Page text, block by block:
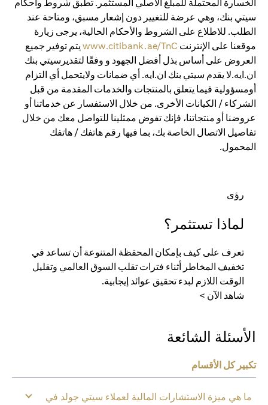
الخسارة المحتملة للمبلغ الأصلي المستثمر. تطبق شروط وأحكام
سيتي بنك، وهي عرضة للتغيير دون إشعار مسبق، ومتاحة عند
الطلب. للاطلاع على الشروط والأحكام الحالية، يرجى زيارة
موقعنا على الإنترنت www.citibank.ae/TnC يتم توفير جميع
العروض على أساس بذل أفضل الجهود و وفقًا لتقديرسيتي بنك
ان.ايه.لا يقدم سيتي بنك ان.ايه. أي ضمانات ولايتحمل أي التزام
أومسؤولية فيما يتعلق بالمنتجات والخدمات المقدمة من قبل
الشركاء / الكيانات الأخرى. من خلال الاستفسار عن خدماتنا أو
عروضنا أو منتجاتنا، فإنك تفوض ممثلينا للتواصل معك من خلال
تفاصيل الاتصال الخاصة بك، بما فيها رقم هاتفك / هاتفك
المحمول.
رؤى
لماذا تستثمر؟
تعرف على كيف بإمكان المحفظة المتنوعة أن تساعد في
تخفيف المخاطر أثناء فترات تقلب السوق العالمي وتقليل
الوقت اللازم لبدء تحقيق عوائد إيجابية.
شاهد الآن >
الأسئلة الشائعة
تكبير كل الأقسام
ما هي ميزة الاستشارات المالية لعملاء سيتي جولد في